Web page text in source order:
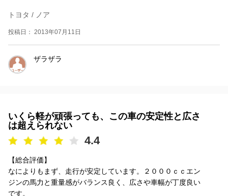
トヨタ / ノア
投稿日： 2013年07月11日
ザラザラ
いくら軽が頑張っても、この車の安定性と広さ
は超えられない
4.4
【総合評価】
なによりもまず、走行が安定しています。２０００ｃｃエン
ジンの馬力と重量感がバランス良く、広さや車幅が丁度良い
です。